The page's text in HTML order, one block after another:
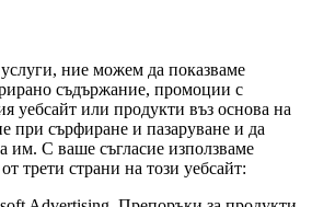
ние можем да показваме
съдържание, промоции с
уебсайт или продукти въз основа на
при сърфиране и пазаруване и да
им. С ваше съгласие използваме
трети страни на този уебсайт: